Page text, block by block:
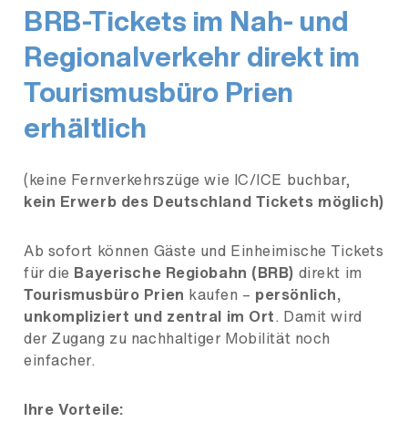
BRB-Tickets im Nah- und
Regionalverkehr direkt im
Tourismusbüro Prien
erhältlich
(keine Fernverkehrszüge wie IC/ICE buchbar,
kein Erwerb des Deutschland Tickets möglich)
Ab sofort können Gäste und Einheimische Tickets
für die Bayerische Regiobahn (BRB) direkt im
Tourismusbüro Prien kaufen – persönlich,
unkompliziert und zentral im Ort. Damit wird
der Zugang zu nachhaltiger Mobilität noch
einfacher.
Ihre Vorteile: